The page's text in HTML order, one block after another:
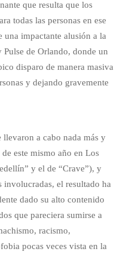
que resulta que los
todas las personas en ese
una impactante alusión a la
Pulse de Orlando, donde un
disparo de manera masiva
y dejando gravemente
a cabo nada más y
este mismo año en Los
y el de “Crave”), y
involucradas, el resultado ha
dado su alto contenido
que pareciera sumirse a
racismo,
pocas veces vista en la